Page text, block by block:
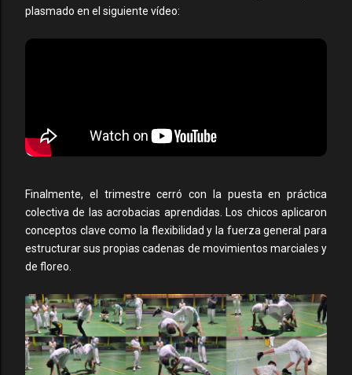
plasmado en el siguiente vídeo:
Finalmente, el trimestre cerró con la puesta en práctica
colectiva de las acrobacias aprendidas. Los chicos aplicaron
conceptos clave como la flexibilidad y la fuerza general para
estructurar sus propias cadenas de movimientos marciales y
de floreo.